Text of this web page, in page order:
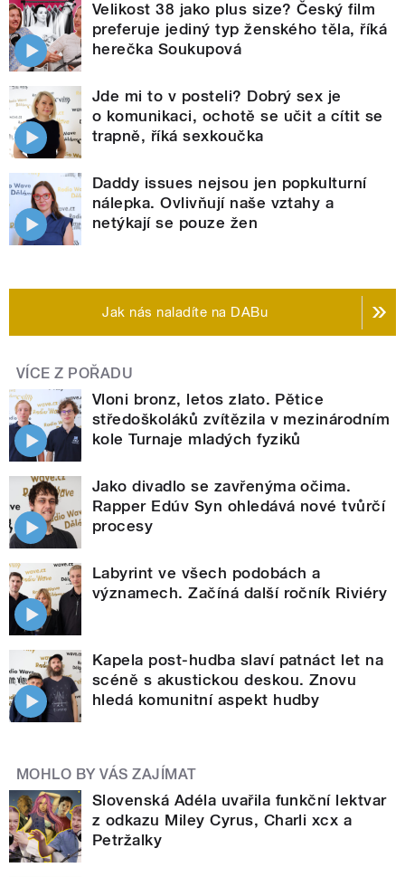
Velikost 38 jako plus size? Český film
preferuje jediný typ ženského těla, říká
herečka Soukupová
Jde mi to v posteli? Dobrý sex je
o komunikaci, ochotě se učit a cítit se
trapně, říká sexkoučka
Daddy issues nejsou jen popkulturní
nálepka. Ovlivňují naše vztahy a
netýkají se pouze žen
Jak nás naladíte na DABu
VÍCE Z POŘADU
Vloni bronz, letos zlato. Pětice
středoškoláků zvítězila v mezinárodním
kole Turnaje mladých fyziků
Jako divadlo se zavřenýma očima.
Rapper Edúv Syn ohledává nové tvůrčí
procesy
Labyrint ve všech podobách a
významech. Začíná další ročník Riviéry
Kapela post-hudba slaví patnáct let na
scéně s akustickou deskou. Znovu
hledá komunitní aspekt hudby
MOHLO BY VÁS ZAJÍMAT
Slovenská Adéla uvařila funkční lektvar
z odkazu Miley Cyrus, Charli xcx a
Petržalky